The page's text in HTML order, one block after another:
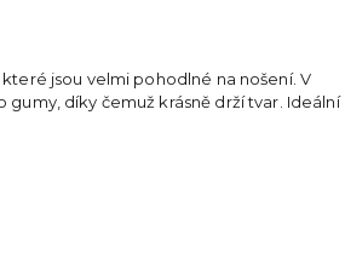
jsou velmi pohodlné na nošení. V
díky čemuž krásně drží tvar. Ideální